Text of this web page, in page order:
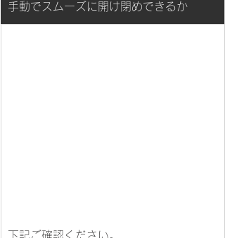
手動でスムーズに開け閉めできるか
下記ご確認ください。